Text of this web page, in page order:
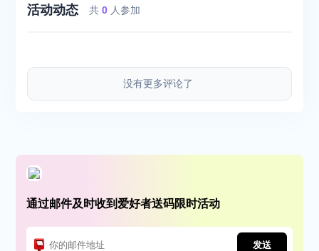
活动动态 共0 人参加
没有更多评论了
通过邮件及时收到爱好者送码限时活动
发送